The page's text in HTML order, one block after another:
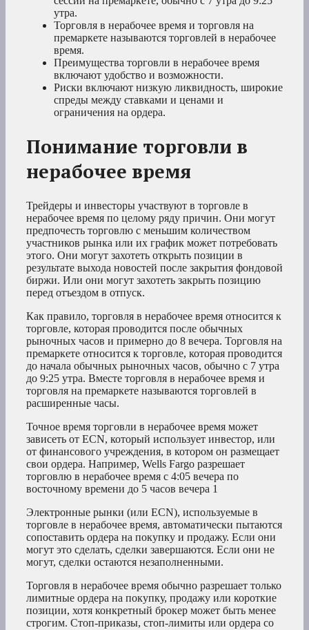
утра.
Торговля в нерабочее время и торговля на
премаркете называются торговлей в нерабочее
время.
Преимущества торговли в нерабочее время
включают удобство и возможности.
Риски включают низкую ликвидность, широкие
спреды между ставками и ценами и
ограничения на ордера.
Понимание торговли в
нерабочее время
Трейдеры и инвесторы участвуют в торговле в
нерабочее время по целому ряду причин. Они могут
предпочесть торговлю с меньшим количеством
участников рынка или их график может потребовать
этого. Они могут захотеть открыть позиции в
результате выхода новостей после закрытия фондовой
биржи. Или они могут захотеть закрыть позицию
перед отъездом в отпуск.
Как правило, торговля в нерабочее время относится к
торговле, которая проводится после обычных
рыночных часов и примерно до 8 вечера. Торговля на
премаркете относится к торговле, которая проводится
до начала обычных рыночных часов, обычно с 7 утра
до 9:25 утра. Вместе торговля в нерабочее время и
торговля на премаркете называются торговлей в
расширенные часы.
Точное время торговли в нерабочее время может
зависеть от ECN, который использует инвестор, или
от финансового учреждения, в котором он размещает
свои ордера. Например, Wells Fargo разрешает
торговлю в нерабочее время с 4:05 вечера по
восточному времени до 5 часов вечера 1
Электронные рынки (или ECN), используемые в
торговле в нерабочее время, автоматически пытаются
сопоставить ордера на покупку и продажу. Если они
могут это сделать, сделки завершаются. Если они не
могут, сделки остаются незаполненными.
Торговля в нерабочее время обычно разрешает только
лимитные ордера на покупку, продажу или короткие
позиции, хотя конкретный брокер может быть менее
строгим. Стоп-приказы, стоп-лимиты или ордера со